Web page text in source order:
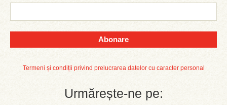
Abonare
Termeni și condiții privind prelucrarea datelor cu caracter personal
Urmărește-ne pe: